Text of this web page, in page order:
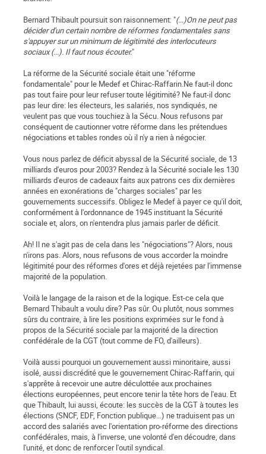
Bernard Thibault poursuit son raisonnement: "(...)On ne peut pas
décider d'un certain nombre de réformes fondamentales sans
s'appuyer sur un minimum de légitimité des interlocuteurs
sociaux (...). Il faut nous écouter."
La réforme de la Sécurité sociale était une "réforme
fondamentale" pour le Medef et Chirac-Raffarin.Ne faut-il donc
pas tout faire pour leur refuser toute légitimité? Ne faut-il donc
pas leur dire: les électeurs, les salariés, nos syndiqués, ne
veulent pas que vous touchiez à la Sécu. Nous refusons par
conséquent de cautionner votre réforme dans les prétendues
négociations et tables rondes où il n'y a rien à négocier.
Vous nous parlez de déficit abyssal de la Sécurité sociale, de 13
milliards d'euros pour 2003? Rendez à la Sécurité sociale les 130
milliards d'euros de cadeaux faits aux patrons ces dix dernières
années en exonérations de "charges sociales" par les
gouvernements successifs. Obligez le Medef à payer ce qu'il doit,
conformément à l'ordonnance de 1945 instituant la Sécurité
sociale et, alors, on n'entendra plus jamais parler de déficit.
Ah! Il ne s'agit pas de cela dans les "négociations"? Alors, nous
n'irons pas. Alors, nous refusons de vous accorder la moindre
légitimité pour des réformes d'ores et déjà rejetées par l'immense
majorité de la population.
Voilà le langage de la raison et de la logique. Est-ce cela que
Bernard Thibault a voulu dire? Pas sûr. Ou plutôt, nous sommes
sûrs du contraire, à lire les positions exprimées sur le fond à
propos de la Sécurité sociale par la majorité de la direction
confédérale de la CGT (tout comme de FO, d'ailleurs).
Voilà aussi pourquoi un gouvernement aussi minoritaire, aussi
isolé, aussi discrédité que le gouvernement Chirac-Raffarin, qui
s'apprête à recevoir une autre déculottée aux prochaines
élections européennes, peut encore tenir la tête hors de l'eau. Et
que Thibault, lui aussi, écoute: les succès de la CGT à toutes les
élections (SNCF, EDF, Fonction publique...) ne traduisent pas un
accord des salariés avec l'orientation pro-réforme des directions
confédérales, mais, à l'inverse, une volonté d'en découdre, dans
l'unité, et donc de renforcer l'outil syndical.